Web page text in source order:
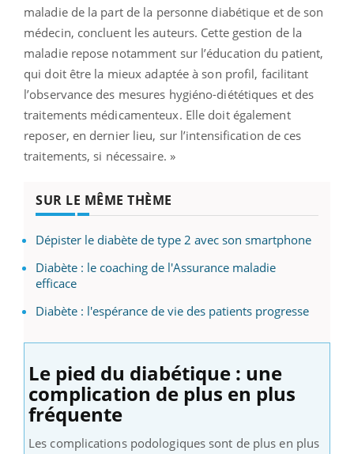
maladie de la part de la personne diabétique et de son
médecin, concluent les auteurs. Cette gestion de la
maladie repose notamment sur l’éducation du patient,
qui doit être la mieux adaptée à son profil, facilitant
l’observance des mesures hygiéno-diététiques et des
traitements médicamenteux. Elle doit également
reposer, en dernier lieu, sur l’intensification de ces
traitements, si nécessaire. »
SUR LE MÊME THÈME
Dépister le diabète de type 2 avec son smartphone
Diabète : le coaching de l'Assurance maladie
efficace
Diabète : l'espérance de vie des patients progresse
Le pied du diabétique : une
complication de plus en plus
fréquente
Les complications podologiques sont de plus en plus